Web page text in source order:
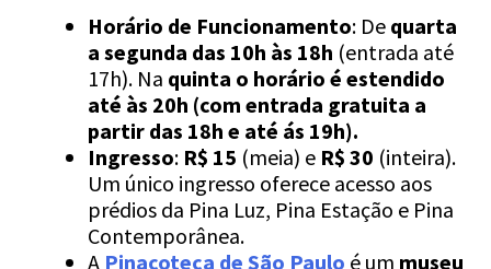
Horário de Funcionamento: De quarta
a segunda das 10h às 18h (entrada até
17h). Na quinta o horário é estendido
até às 20h (com entrada gratuita a
partir das 18h e até ás 19h).
Ingresso: R$ 15 (meia) e R$ 30 (inteira).
Um único ingresso oferece acesso aos
prédios da Pina Luz, Pina Estação e Pina
Contemporânea.
A Pinacoteca de São Paulo é um museu